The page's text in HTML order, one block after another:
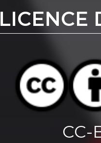
LICENCE
CC-